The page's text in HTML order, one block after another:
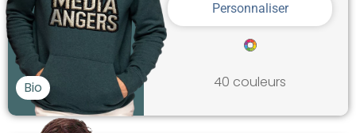
Bio
Personnaliser
40 couleurs